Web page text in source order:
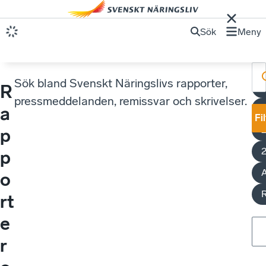
Sök Meny
R
a
p
p
o
rt
e
r
Sök bland Svenskt Näringslivs rapporter,
pressmeddelanden, remissvar och skrivelser.